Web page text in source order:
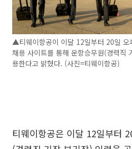
▲티웨이항공이 이달 12일부터 20일 오
채용 사이트를 통해 운항승무원(경력직
용한다고 밝혔다. (사진=티웨이항공)
티웨이항공은 이달 12일부터